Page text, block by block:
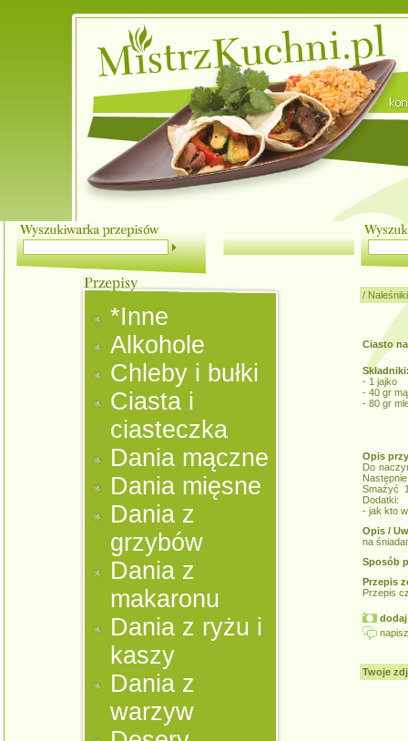
*Inne
Alkohole
Chleby i bułki
Ciasta i
ciasteczka
Dania mączne
Dania mięsne
Dania z
grzybów
Dania z
makaronu
Dania z ryżu i
kaszy
Dania z
warzyw
/
Ciasto
- 1 jajko
- 40 gr
- 80 gr
Opis
Do
Smażyć
Dodatki:
- jak kto
Opis /
na
Sposób
Przepis
Przepis
Twoje